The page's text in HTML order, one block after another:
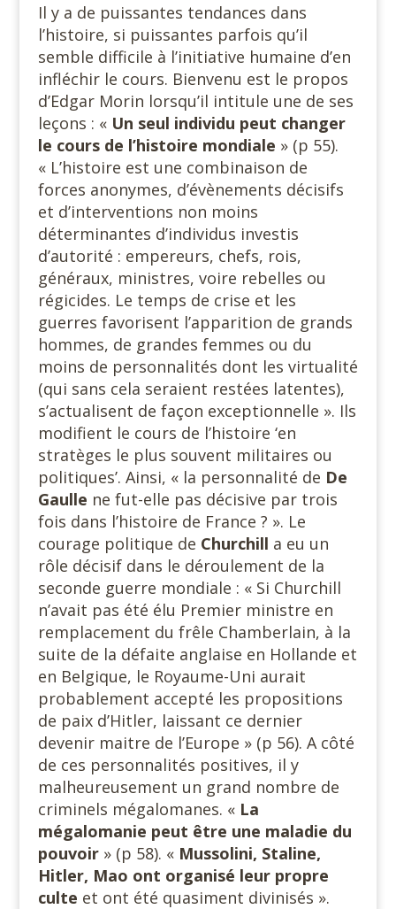
Il y a de puissantes tendances dans
l’histoire, si puissantes parfois qu’il
semble difficile à l’initiative humaine d’en
infléchir le cours. Bienvenu est le propos
d’Edgar Morin lorsqu’il intitule une de ses
leçons : « Un seul individu peut changer
le cours de l’histoire mondiale » (p 55).
« L’histoire est une combinaison de
forces anonymes, d’évènements décisifs
et d’interventions non moins
déterminantes d’individus investis
d’autorité : empereurs, chefs, rois,
généraux, ministres, voire rebelles ou
régicides. Le temps de crise et les
guerres favorisent l’apparition de grands
hommes, de grandes femmes ou du
moins de personnalités dont les virtualité
(qui sans cela seraient restées latentes),
s’actualisent de façon exceptionnelle ». Ils
modifient le cours de l’histoire ‘en
stratèges le plus souvent militaires ou
politiques’. Ainsi, « la personnalité de De
Gaulle ne fut-elle pas décisive par trois
fois dans l’histoire de France ? ». Le
courage politique de Churchill a eu un
rôle décisif dans le déroulement de la
seconde guerre mondiale : « Si Churchill
n’avait pas été élu Premier ministre en
remplacement du frêle Chamberlain, à la
suite de la défaite anglaise en Hollande et
en Belgique, le Royaume-Uni aurait
probablement accepté les propositions
de paix d’Hitler, laissant ce dernier
devenir maitre de l’Europe » (p 56). A côté
de ces personnalités positives, il y
malheureusement un grand nombre de
criminels mégalomanes. « La
mégalomanie peut être une maladie du
pouvoir » (p 58). « Mussolini, Staline,
Hitler, Mao ont organisé leur propre
culte et ont été quasiment divinisés ».